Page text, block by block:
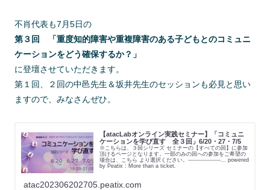
不肖代表も7月5日の
第３回 「重度知的障害や重複障害のある子どもとのコミュニ
ケーションをどう確保するか？」
に登壇させていただきます。
第１回、２回の中邑先生＆坂井先生のセッションも必見と思い
ますので、みなさんぜひ。
【atacLabオンライン実践セミナー】「コミュニ
ケーションを学び直す 全３回」6/20・27・7/5
※こちらは、３回シリーズ セミナーの【すべての回】に参加
頂けるページとなります。一部のみの回への参加をご希望の
場合は、こちら より選択ください。------------------... powered
by Peatix : More than a ticket.
atac202306202705.peatix.com